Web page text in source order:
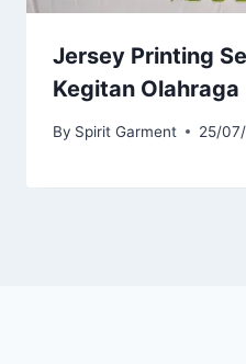
Jersey Printing
Kegitan Olahraga
By Spirit Garment 25/